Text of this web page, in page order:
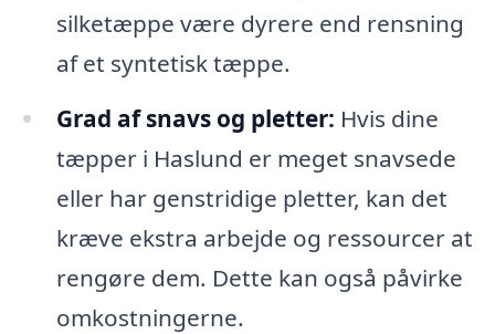
silketæppe være dyrere end rensning
af et syntetisk tæppe.
Grad af snavs og pletter: Hvis dine
tæpper i Haslund er meget snavsede
eller har genstridige pletter, kan det
kræve ekstra arbejde og ressourcer at
rengøre dem. Dette kan også påvirke
omkostningerne.